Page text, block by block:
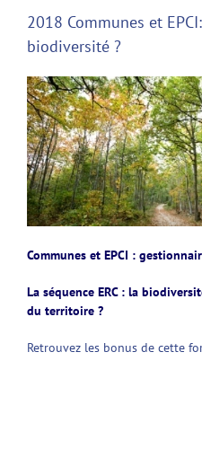
2018 Communes et
biodiversité ?
Communes et EPCI :
La séquence ERC : la
du territoire ?
Retrouvez les bonus de cette